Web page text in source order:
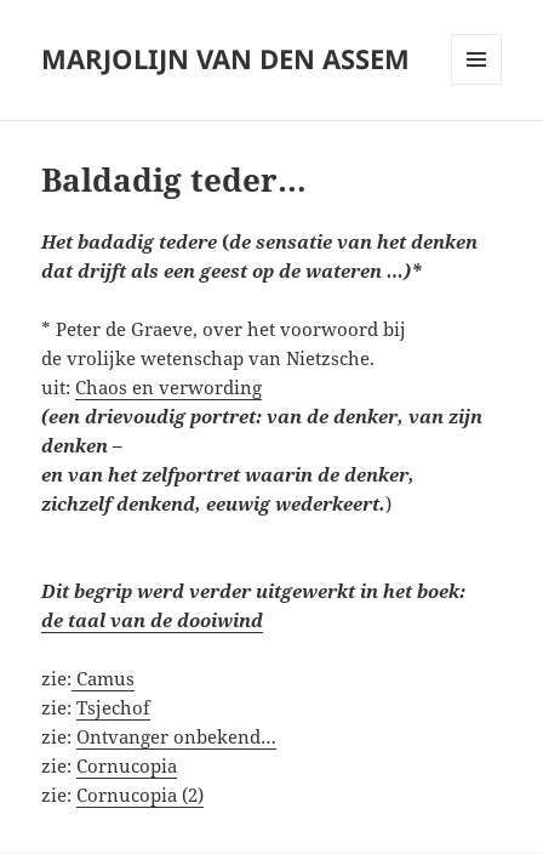
MARJOLIJN VAN DEN ASSEM
Baldadig teder…
Het badadig tedere (de sensatie van het denken
dat drijft als een geest op de wateren …)*
* Peter de Graeve, over het voorwoord bij
de vrolijke wetenschap van Nietzsche.
uit:Chaos en verwording
(een drievoudig portret: van de denker, van zijn
denken –
en van het zelfportret waarin de denker,
zichzelf denkend, eeuwig wederkeert.)
Dit begrip werd verder uitgewerkt in het boek:
de taal van de dooiwind
zie: Camus
zie:Tsjechof
zie:Ontvanger onbekend…
zie:Cornucopia
zie:Cornucopia (2)